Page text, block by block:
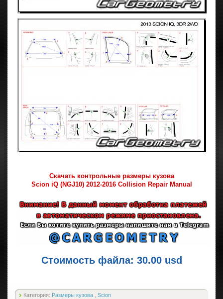
Скачать контрольные размеры кузова
Scion iQ (NGJ10) 2012-2016 Collision Repair Manual
Стоимость файла: 30.00 usd
Категория: Размеры кузова Scion